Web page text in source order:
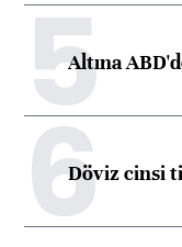
5
Altına
6Döviz cinsi